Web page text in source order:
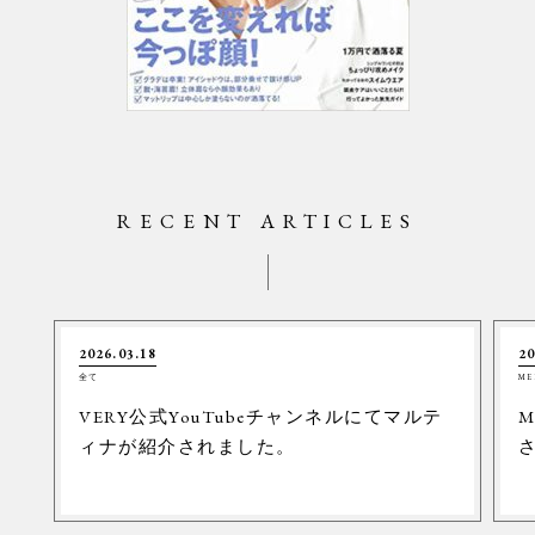
RECENT ARTICLES
2026.03.18
全て
VERY公式YouTubeチャンネルにてマルテ
ィナが紹介されました。